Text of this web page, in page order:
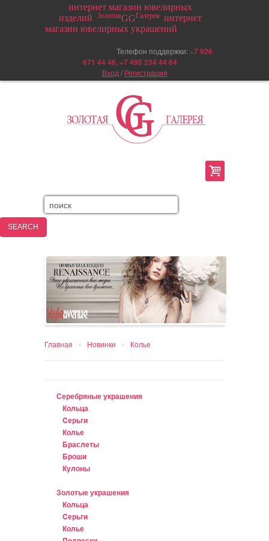
интернет магазин ювелирных
изделий
ЗолотаяGGГалерея интернет
магазин ювелирных украшений
Телефон поддержки: +7 926
671 44 46, +7 495 234 44 64
Вход / Регистрация
Главная › Новинки › Колье
Серебряные украшения
Кольца
Cерьги
Колье
Браслеты
Броши
Кулоны
Золотые украшения
Кольца
Cерьги
Колье